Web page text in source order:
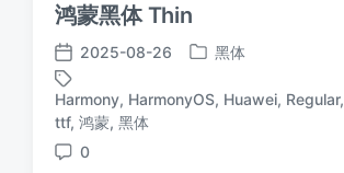
鸿蒙黑体 Thin
发
布
日
期
2025-08-26
发
于
黑体
标
签
Harmony, HarmonyOS, Huawei, Regular,
ttf, 鸿蒙, 黑体
评
0